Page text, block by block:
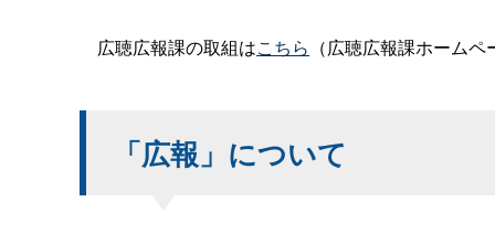
広聴広報課の取組はこちら （広聴広報課ホームペ
「広報」について